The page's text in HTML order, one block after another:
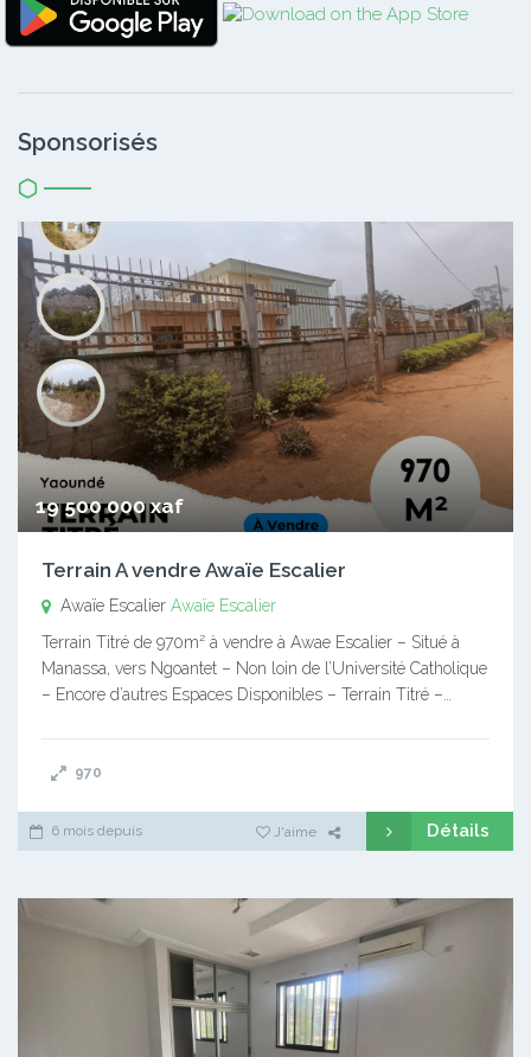
Sponsorisés
19 500 000 xaf
Terrain A vendre Awaïe Escalier
Awaïe Escalier Awaïe Escalier
Terrain Titré de 970m² à vendre à Awae Escalier – Situé à
Manassa, vers Ngoantet – Non loin de l’Université Catholique
– Encore d’autres Espaces Disponibles – Terrain Titré –…
970
6 mois depuis J'aime Détails